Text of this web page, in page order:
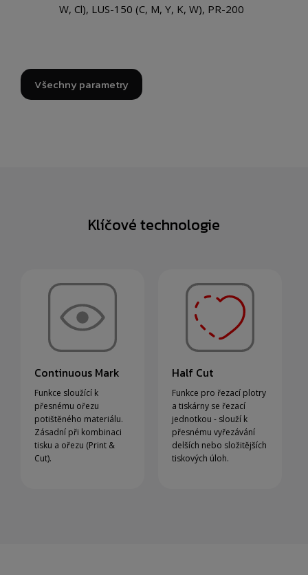
W, Cl), LUS-150 (C, M, Y, K, W), PR-200
Všechny parametry
Klíčové technologie
Continuous Mark
Funkce sloužící k
přesnému ořezu
potištěného materiálu.
Zásadní při kombinaci
tisku a ořezu (Print &
Cut).
Half Cut
Funkce pro řezací plotry
a tiskárny se řezací
jednotkou - slouží k
přesnému vyřezávání
delších nebo složitějších
tiskových úloh.